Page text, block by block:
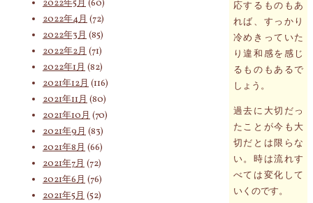
応するものもあ
れば、すっかり
冷めきっていた
り違和感を感じ
るものもあるで
しょう。
過去に大切だっ
たことが今も大
切だとは限らな
い。時は流れす
べては変化して
いくのです。
2022年5月 (60)
2022年4月 (72)
2022年3月 (85)
2022年2月 (71)
2022年1月 (82)
2021年12月 (116)
2021年11月 (80)
2021年10月 (70)
2021年9月 (83)
2021年8月 (66)
2021年7月 (72)
2021年6月 (76)
2021年5月 (52)